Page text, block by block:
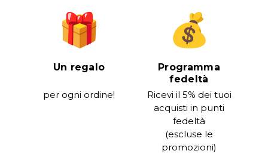
Un regalo
per ogni ordine!
Programma
fedeltà
Ricevi il 5% dei tuoi
acquisti in punti
fedeltà
(escluse le
promozioni)